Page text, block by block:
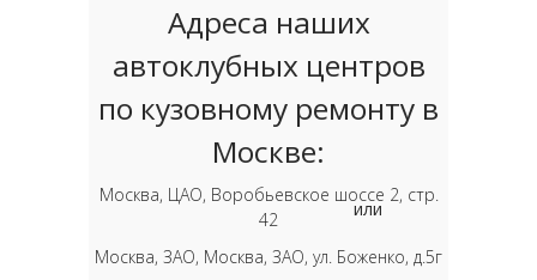
Адреса наших
автоклубных центров
по кузовному ремонту в
Москве:
Москва, ЦАО, Воробьевское шоссе 2, стр.
42
Москва, ЗАО, Москва, ЗАО, ул. Боженко, д.5г
или